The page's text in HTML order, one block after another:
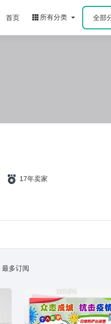
首页 所有分类 全部
17年卖家
最多订阅